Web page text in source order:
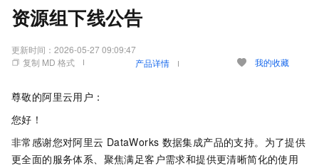
资源组下线公告
更新时间： 2026-05-27 09:09:47
复制 MD 格式
产品详情 我的收藏
尊敬的阿里云用户：
您好！
非常感谢您对阿里云 DataWorks 数据集成产品的支持。为了提供
更全面的服务体系、聚焦满足客户需求和提供更清晰简化的使用